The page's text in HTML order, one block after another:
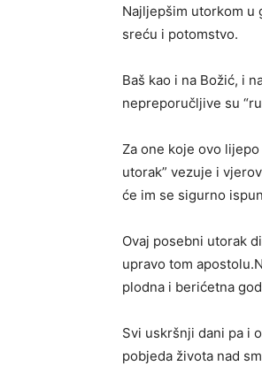
Najljepšim utorkom u
sreću i potomstvo.
Baš kao i na Božić, i
nepreporučljive su
Za one koje ovo
utorak” vezuje i
će im se sigurno
Ovaj posebni utorak
upravo tom
plodna i berićetna
Svi uskršnji dani pa i
pobjeda života nad